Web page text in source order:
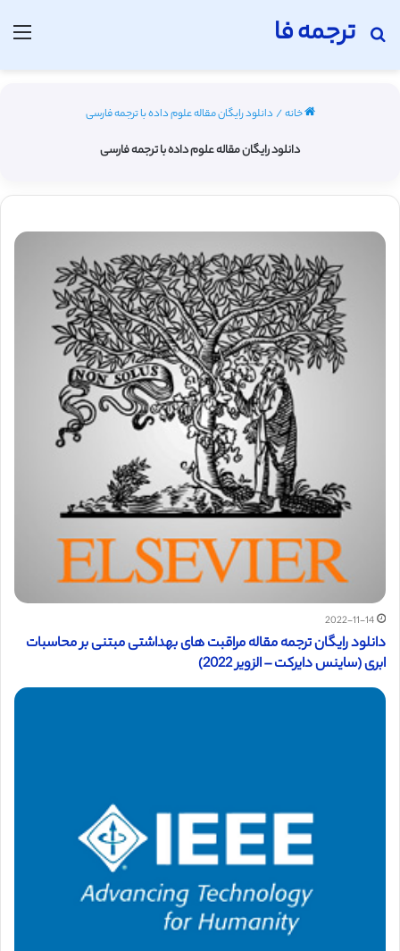
ترجمه فا
جستجو برای
خانه/ دانلود رایگان مقاله علوم داده با ترجمه فارسی
دانلود رایگان مقاله علوم داده با ترجمه فارسی
2022-11-14
دانلود رایگان ترجمه مقاله مراقبت های بهداشتی مبتنی بر محاسبات
ابری (ساینس دایرکت – الزویر 2022)